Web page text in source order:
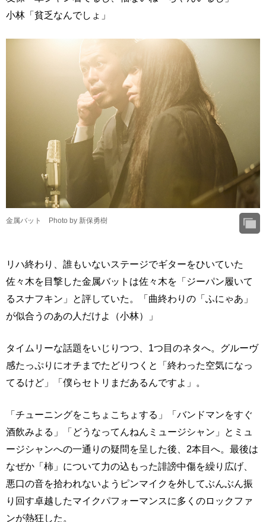
小林「貧乏なんでしょ」
金属バット Photo by 新保勇樹
リハ終わり、誰もいないステージでギターをひいていた
佐々木を目撃した金属バットは佐々木を「ジーパン履いて
るスナフキン」と評していた。「曲終わりの「ふにゃあ」
が似合うのあの人だけよ（小林）」
タイムリーな話題をいじりつつ、1つ目のネタへ。グルーヴ
感たっぷりにオチまでたどりつくと「終わった空気になっ
てるけど」「僕らセトリまだあるんですよ」。
「チューニングをこちょこちょする」「バンドマンをすぐ
酒飲みよる」「どうなってんねんミュージシャン」とミュ
ージシャンへの一通りの疑問を呈した後、2本目へ。最後は
なぜか「柿」について力の込もった誹謗中傷を繰り広げ、
悪口の音を拾われないようピンマイクを外してぶんぶん振
り回す卓越したマイクパフォーマンスに多くのロックファ
ンが熱狂した。